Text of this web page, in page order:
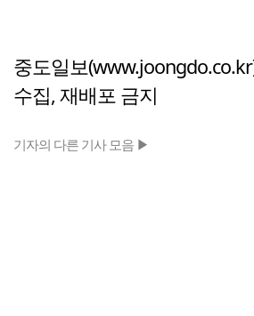
중도일보
수집, 재배포 금지
기자의 다른 기사 모음 ▶